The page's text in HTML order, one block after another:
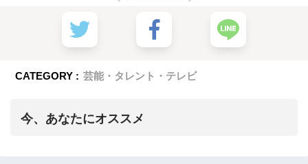
CATEGORY : 芸能・タレント・テレビ
今、あなたにオススメ